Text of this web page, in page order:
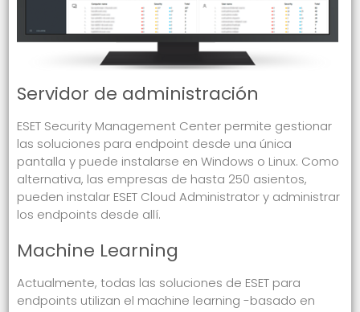
Servidor de administración
ESET Security Management Center permite gestionar
las soluciones para endpoint desde una única
pantalla y puede instalarse en Windows o Linux. Como
alternativa, las empresas de hasta 250 asientos,
pueden instalar ESET Cloud Administratory administrar
los endpoints desde allí.
Machine Learning
Actualmente, todas las soluciones de ESET para
endpoints utilizan el machine learning -basado en